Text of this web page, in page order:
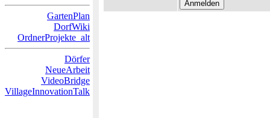
GartenPlan
DorfWiki
OrdnerProjekte_alt
Dörfer
NeueArbeit
VideoBridge
VillageInnovationTalk